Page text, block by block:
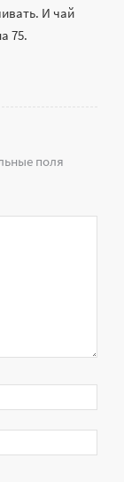
И чай
75.
поля